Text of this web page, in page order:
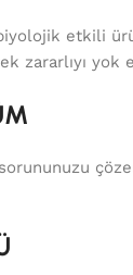
etkili
zararlıyı yok